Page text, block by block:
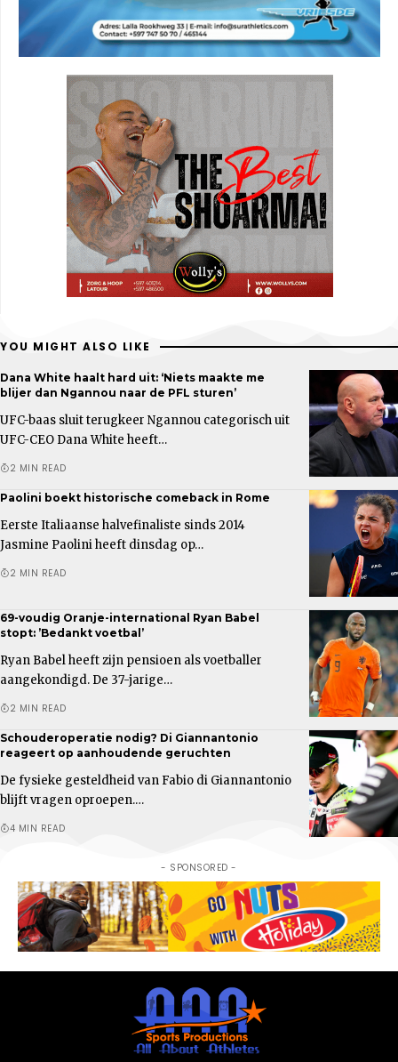
YOU MIGHT ALSO LIKE
Dana White haalt hard uit: ‘Niets maakte me
blijer dan Ngannou naar de PFL sturen’
UFC-baas sluit terugkeer Ngannou categorisch uit
UFC-CEO Dana White heeft…
2 MIN READ
Paolini boekt historische comeback in Rome
Eerste Italiaanse halvefinaliste sinds 2014
Jasmine Paolini heeft dinsdag op…
2 MIN READ
69-voudig Oranje-international Ryan Babel
stopt: ’Bedankt voetbal’
Ryan Babel heeft zijn pensioen als voetballer
aangekondigd. De 37-jarige…
2 MIN READ
Schouderoperatie nodig? Di Giannantonio
reageert op aanhoudende geruchten
De fysieke gesteldheid van Fabio di Giannantonio
blijft vragen oproepen.…
4 MIN READ
- SPONSORED -